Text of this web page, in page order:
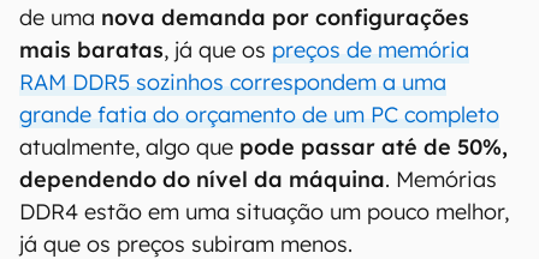
de uma nova demanda por configurações
mais baratas, já que os preços de memória
RAM DDR5 sozinhos correspondem a uma
grande fatia do orçamento de um PC completo
atualmente, algo que pode passar até de 50%,
dependendo do nível da máquina. Memórias
DDR4 estão em uma situação um pouco melhor,
já que os preços subiram menos.